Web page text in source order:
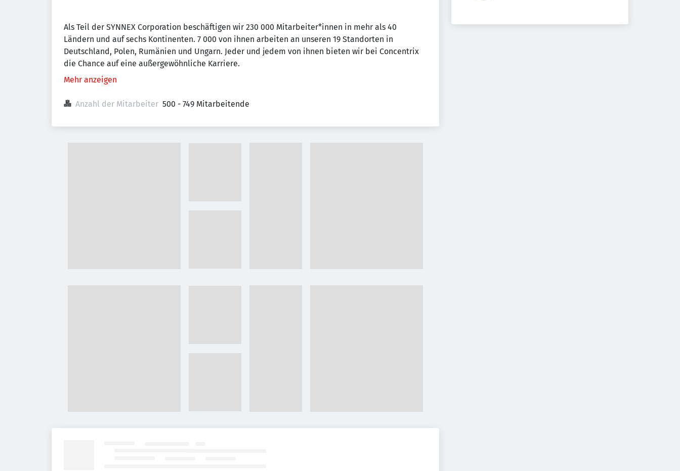
Als Teil der SYNNEX Corporation beschäftigen wir 230 000 Mitarbeiter*innen in mehr als 40
Ländern und auf sechs Kontinenten. 7 000 von ihnen arbeiten an unseren 19 Standorten in
Deutschland, Polen, Rumänien und Ungarn. Jeder und jedem von ihnen bieten wir bei Concentrix
die Chance auf eine außergewöhnliche Karriere.
Mehr anzeigen
Anzahl der Mitarbeiter 500 - 749 Mitarbeitende